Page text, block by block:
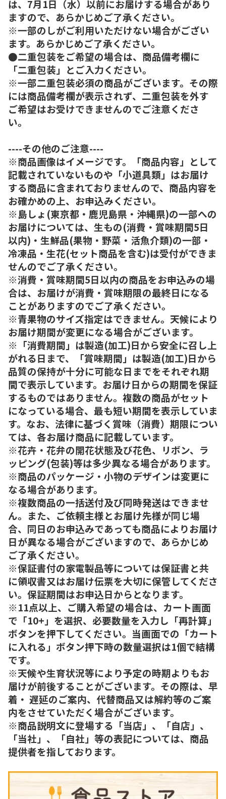
は、7月1日（水）以前にお届けする場合があり
ますので、あらかじめご了承ください。
※一部のしがご利用いただけない場合がござい
ます。あらかじめご了承ください。
●二重包装をご希望の場合は、商品備考欄に
「二重包装」とご入力ください。
※一部二重包装必須の商品がございます。その際
には商品備考欄が表示されず、二重包装を外す
ご希望はお受けできませんのでご注意くださ
い。
----その他のご注意----
※商品画像はイメージです。「商品内容」として
記載されていないものや「小道具類」はお届け
する商品に含まれておりませんので、商品内容を
お確かめの上、お申込みください。
※島しょ(東京都・鹿児島県・沖縄県)の一部への
お届けについては、生もの(消費・賞味期間5日
以内)・生鮮品(果物・野菜・活魚介類)の一部・
冷凍品・生花(セット商品を含む)は受付ができま
せんのでご了承ください。
※消費・賞味期間5日以内の商品をお申込みの場
合は、お届けが消費・賞味期限の最終日になる
ことがありますのでご了承ください。
※青果物のサイズ指定はできません。天候により
お届け期間が変更になる場合がございます。
※「消費期間」は製造(加工)日から安全に召し上
がれる日まで、「賞味期間」は製造(加工)日から
品質の保持が十分に可能な日までをそれぞれ期
間で表示しています。お届け日からの期間を保証
するものではありません。複数の商品がセット
になっている場合、最も短い期間を表示していま
す。なお、法律に基づく賞味（消費）期限につい
ては、各お届け商品に記載しています。
※花卉・花弁の開花状態及び花色、リボン、ラ
ッピング(包装)等は多少異なる場合があります。
※商品のパッケージ・小物のデザインは変更に
なる場合があります。
※複数商品の一括送付及び同時発送はできませ
ん。また、ご依頼主様とお届け先様が同じ場
合、同日のお申込みであっても商品によりお届け
日が異なる場合がございますので、あらかじめ
ご了承ください。
※保証書付の家電製品等については保証書と共
に領収書又はお届け伝票を大切に保管してくださ
い。保証期間はお申込日からとなります。
※11点以上、ご購入希望の場合は、カート画面
で「10+」を選択、必要数量を入力し「再計算」
ボタンを押下してください。当画面での「カート
に入れる」ボタン押下時の数量選択は1個で結構
です。
※天候や生育状況等により予定の時期よりもお
届けが前後することがございます。その際は、早
着・ 遅延のご案内、代替商品又は解約等のご案
内をさせていただく場合がございます。
※商品説明文に登場する「当店」、「自店」、
「当社」、「自社」等の表記については、商品
提供者を指しております。